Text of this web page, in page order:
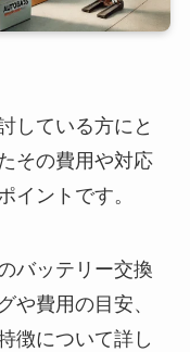
している方にと
その費用や対応
イントです。
バッテリー交換
や費用の目安、
徴について詳し